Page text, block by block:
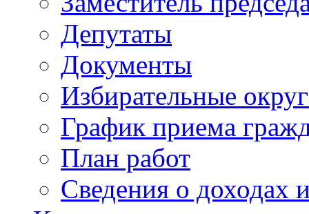
Депутаты
Документы
Избирательные
График приема
План работ
Сведения о доходах